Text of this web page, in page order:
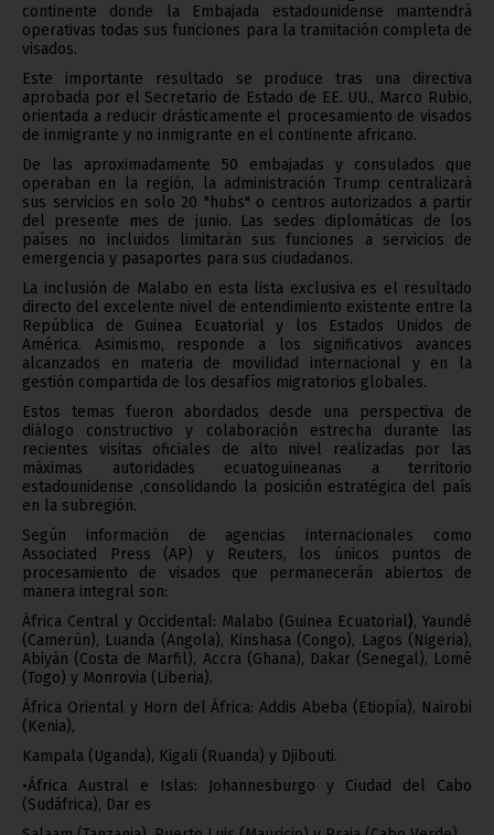
continente donde la Embajada estadounidense mantendrá
operativas todas sus funciones para la tramitación completa de
visados.
Este importante resultado se produce tras una directiva
aprobada por el Secretario de Estado de EE. UU., Marco Rubio,
orientada a reducir drásticamente el procesamiento de visados
de inmigrante y no inmigrante en el continente africano.
De las aproximadamente 50 embajadas y consulados que
operaban en la región, la administración Trump centralizará
sus servicios en solo 20 "hubs" o centros autorizados a partir
del presente mes de junio. Las sedes diplomáticas de los
países no incluidos limitarán sus funciones a servicios de
emergencia y pasaportes para sus ciudadanos.
La inclusión de Malabo en esta lista exclusiva es el resultado
directo del excelente nivel de entendimiento existente entre la
República de Guinea Ecuatorial y los Estados Unidos de
América. Asimismo, responde a los significativos avances
alcanzados en materia de movilidad internacional y en la
gestión compartida de los desafíos migratorios globales.
Estos temas fueron abordados desde una perspectiva de
diálogo constructivo y colaboración estrecha durante las
recientes visitas oficiales de alto nivel realizadas por las
máximas autoridades ecuatoguineanas a territorio
estadounidense ,consolidando la posición estratégica del país
en la subregión.
Según información de agencias internacionales como
Associated Press (AP) y Reuters, los únicos puntos de
procesamiento de visados que permanecerán abiertos de
manera integral son:
África Central y Occidental: Malabo (Guinea Ecuatorial), Yaundé
(Camerún), Luanda (Angola), Kinshasa (Congo), Lagos (Nigeria),
Abiyán (Costa de Marfil), Accra (Ghana), Dakar (Senegal), Lomé
(Togo) y Monrovia (Liberia).
África Oriental y Horn del África: Addis Abeba (Etiopía), Nairobi
(Kenia),
Kampala (Uganda), Kigali (Ruanda) y Djibouti.
•África Austral e Islas: Johannesburgo y Ciudad del Cabo
(Sudáfrica), Dar es